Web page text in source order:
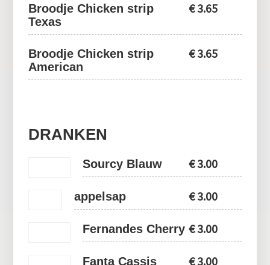
Broodje Chicken strip
Texas
€3.65
Broodje Chicken strip
American
€3.65
DRANKEN
Sourcy Blauw €3.00
appelsap €3.00
Fernandes Cherry €3.00
Fanta Cassis €3.00